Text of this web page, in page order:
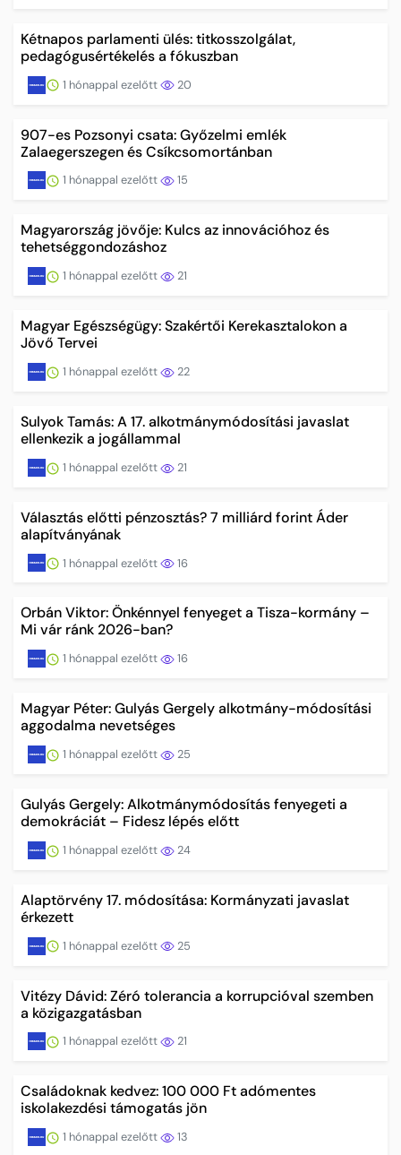
Kétnapos parlamenti ülés: titkosszolgálat,
pedagógusértékelés a fókuszban
1 hónappal ezelőtt 20
907-es Pozsonyi csata: Győzelmi emlék
Zalaegerszegen és Csíkcsomortánban
1 hónappal ezelőtt 15
Magyarország jövője: Kulcs az innovációhoz és
tehetséggondozáshoz
1 hónappal ezelőtt 21
Magyar Egészségügy: Szakértői Kerekasztalokon a
Jövő Tervei
1 hónappal ezelőtt 22
Sulyok Tamás: A 17. alkotmánymódosítási javaslat
ellenkezik a jogállammal
1 hónappal ezelőtt 21
Választás előtti pénzosztás? 7 milliárd forint Áder
alapítványának
1 hónappal ezelőtt 16
Orbán Viktor: Önkénnyel fenyeget a Tisza-kormány –
Mi vár ránk 2026-ban?
1 hónappal ezelőtt 16
Magyar Péter: Gulyás Gergely alkotmány-módosítási
aggodalma nevetséges
1 hónappal ezelőtt 25
Gulyás Gergely: Alkotmánymódosítás fenyegeti a
demokráciát – Fidesz lépés előtt
1 hónappal ezelőtt 24
Alaptörvény 17. módosítása: Kormányzati javaslat
érkezett
1 hónappal ezelőtt 25
Vitézy Dávid: Zéró tolerancia a korrupcióval szemben
a közigazgatásban
1 hónappal ezelőtt 21
Családoknak kedvez: 100 000 Ft adómentes
iskolakezdési támogatás jön
1 hónappal ezelőtt 13